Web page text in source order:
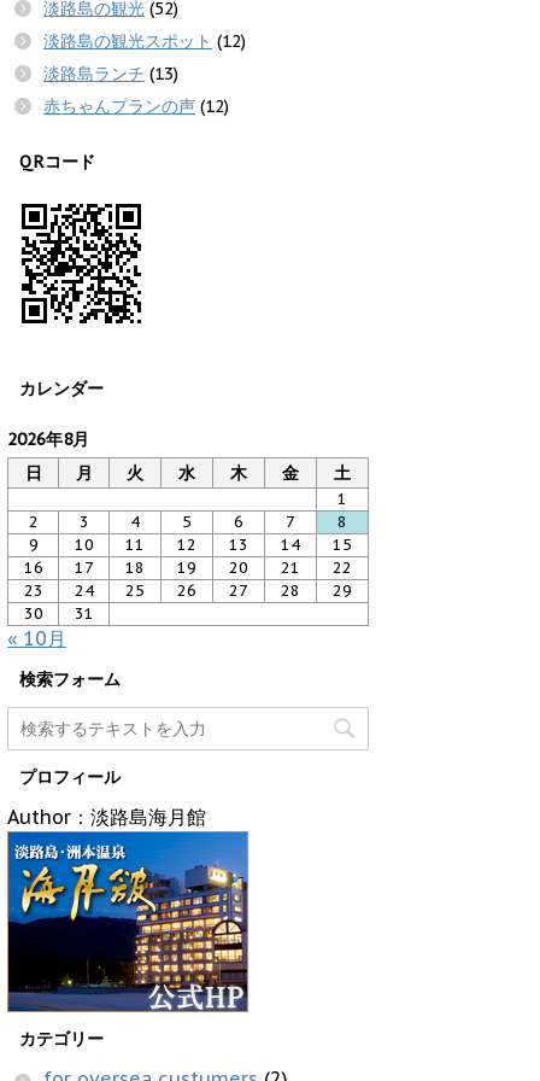
淡路島の観光 (52)
淡路島の観光スポット (12)
淡路島ランチ (13)
赤ちゃんプランの声 (12)
QRコード
カレンダー
2026年8月
日
月 火 水 木 金 土
1
2
3 4 5 6 7
8
9
10 11 12 13 14
15
16
17 18 19 20 21
22
23
24 25 26 27 28
29
30
31
« 10月
検索フォーム
プロフィール
Author：淡路島海月館
カテゴリー